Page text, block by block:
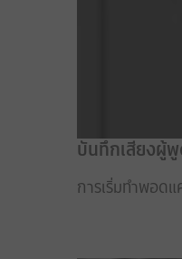
บันทึกเสียงผู้
การเริ่มทำพอด